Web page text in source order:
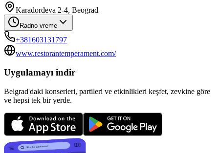
Karađorđeva 2-4, Beograd
Radno vreme
+381603131797
www.restorantemperament.com/
Uygulamayı indir
Belgrad'daki konserleri, partileri ve etkinlikleri keşfet, zevkine göre
ve hepsi tek bir yerde.